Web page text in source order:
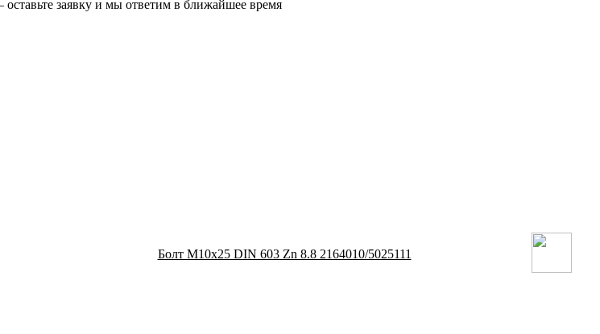
заявку и мы ответим в ближайшее время
Болт М10х25 DIN 603 Zn 8.8 2164010/5025111